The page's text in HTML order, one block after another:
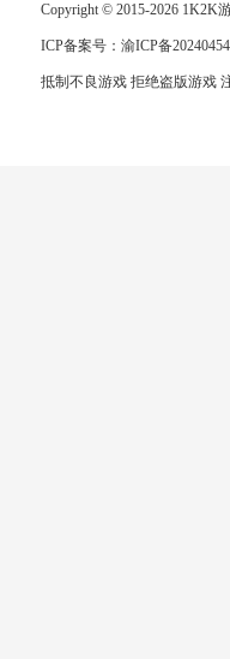
Copyright © 2015-2026 1K2K
ICP备案号： 渝ICP备
抵制不良游戏 拒绝盗版游戏